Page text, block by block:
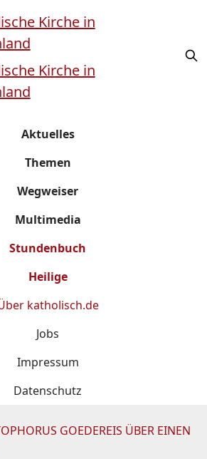
Aktuelles
Themen
Wegweiser
Multimedia
Stundenbuch
Heilige
katholisch.de
Jobs
Impressum
Datenschutz
GOEDEREIS ÜBER EINEN